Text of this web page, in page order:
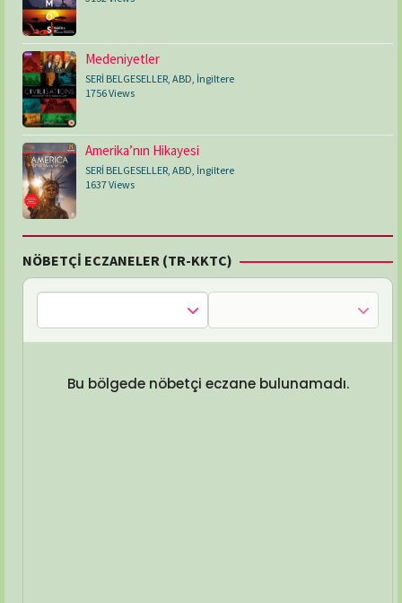
Medeniyetler
SERİ BELGESELLER ABD İngiltere
1756 Views
Amerika’nın Hikayesi
SERİ BELGESELLER ABD İngiltere
1637 Views
NÖBETÇİ ECZANELER (TR-KKTC)
Bu bölgede nöbetçi eczane bulunamadı.